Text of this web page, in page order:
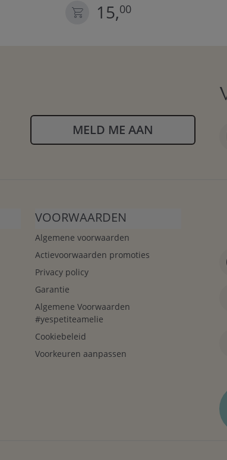
15,00
MELD ME AAN
VOORWAARDEN
Algemene voorwaarden
Actievoorwaarden promoties
Privacy policy
Garantie
Algemene Voorwaarden
#yespetiteamelie
Cookiebeleid
Voorkeuren aanpassen